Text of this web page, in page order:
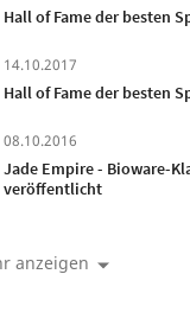
Hall of Fame der besten
14.10.2017
Hall of Fame der besten
08.10.2016
Jade Empire - Bioware-
veröffentlicht
anzeigen